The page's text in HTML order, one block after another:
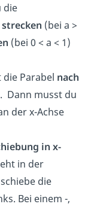
die
strecken (bei a >
(bei 0 < a < 1)
Parabel nach
Dann musst du
der x-Achse
in x-
in der
die
Bei einem -,